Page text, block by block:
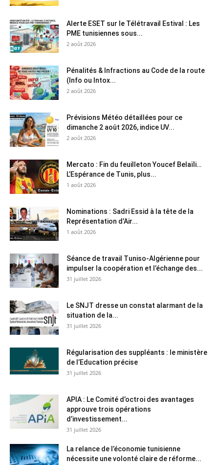
Alerte ESET sur le Télétravail Estival : Les
PME tunisiennes sous...
2 août 2026
Pénalités & Infractions au Code de la route
(Info ou Intox...
2 août 2026
Prévisions Météo détaillées pour ce
dimanche 2 août 2026, indice UV...
2 août 2026
Mercato : Fin du feuilleton Youcef Belaïli…
L’Espérance de Tunis, plus...
1 août 2026
Nominations : Sadri Essid à la tête de la
Représentation d’Air...
1 août 2026
Séance de travail Tuniso-Algérienne pour
impulser la coopération et l’échange des...
31 juillet 2026
Le SNJT dresse un constat alarmant de la
situation de la...
31 juillet 2026
Régularisation des suppléants : le ministère
de l’Education précise
31 juillet 2026
APIA : Le Comité d’octroi des avantages
approuve trois opérations
d’investissement...
31 juillet 2026
La relance de l’économie tunisienne
nécessite une volonté claire de réforme...